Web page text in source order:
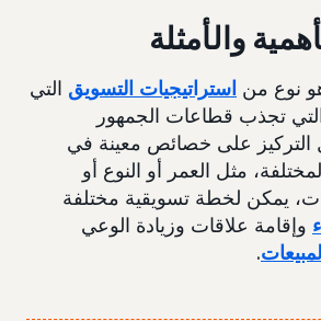
والأمثلة
نوع من استراتيجيات التسويق التي
تجذب قطاعات الجمهور
التركيز على خصائص معينة في
مثل العمر أو النوع أو
يمكن لخطة تسويقية مختلفة
وإقامة علاقات وزيادة الوعي
.